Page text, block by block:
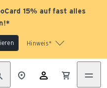
15% auf fast alles
Hinweis*